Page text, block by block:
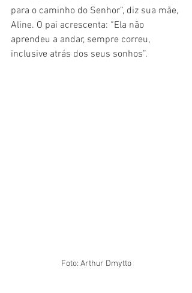
para o caminho do Senhor”, diz sua mãe,
Aline. O pai acrescenta: “Ela não
aprendeu a andar, sempre correu,
inclusive atrás dos seus sonhos”.
Foto: Arthur Dmytto